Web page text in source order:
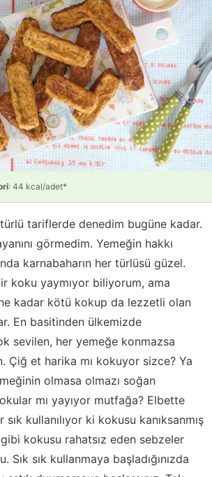
: 44 kcal/adet*
tariflerde denedim bugüne kadar.
görmedim. Yemeğin hakkı
karnabaharın her türlüsü güzel.
koku yaymıyor biliyorum, ama
kadar kötü kokup da lezzetli olan
En basitinden ülkemizde
sevilen, her yemeğe konmazsa
Çiğ et harika mı kokuyor sizce? Ya
olmasa olmazı soğan
mı yayıyor mutfağa? Elbette
sık kullanılıyor ki kokusu kanıksanmış
kokusu rahatsız eden sebzeler
Sık sık kullanmaya başladığınızda